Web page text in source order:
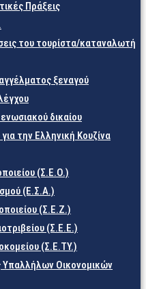
Πράξεις
του τουρίστα/καταναλωτή
ξεναγού
δικαίου
την Ελληνική Κουζίνα
(Σ.Ε.Ο.)
(Ε.Σ.Α.)
(Σ.Ε.Ζ.)
(Σ.Ε.Ε.)
(Σ.Ε.TY.)
Υπαλλήλων Οικονομικών